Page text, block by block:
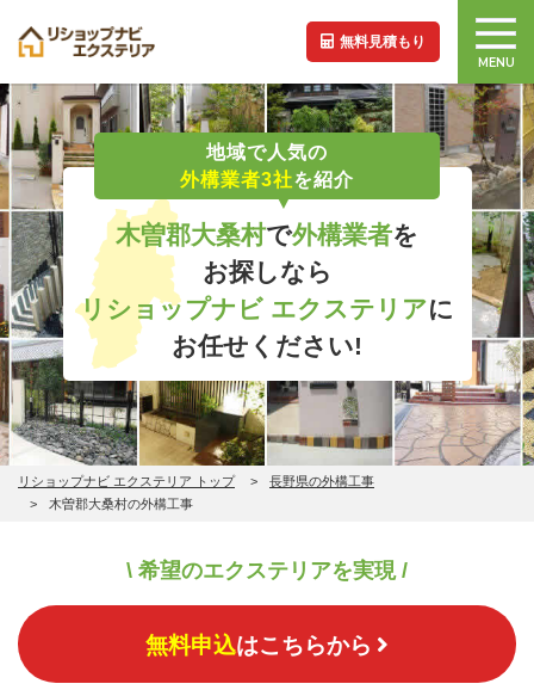
無料見積もり
MENU
地域で人気の
外構業者3社を紹介
木曽郡大桑村で外構業者を
お探しなら
リショップナビ エクステリアに
お任せください!
リショップナビ エクステリア トップ
長野県の外構工事
木曽郡大桑村の外構工事
\ 希望のエクステリアを実現 /
無料申込はこちらから